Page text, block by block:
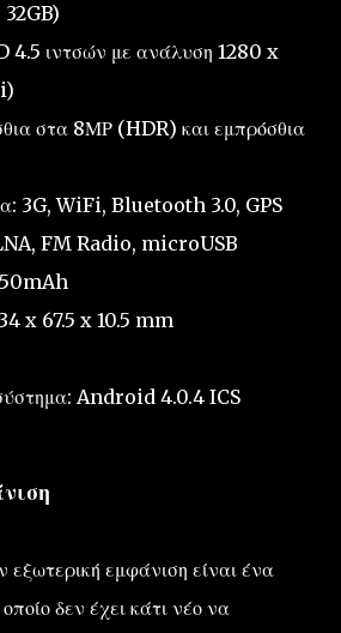
4.5 ιντσών με ανάλυση 1280 x
στα 8ΜΡ (HDR) και εμπρόσθια
3G, WiFi, Bluetooth 3.0, GPS
FM Radio, microUSB
x 67.5 x 10.5 mm
Android 4.0.4 ICS
εξωτερική εμφάνιση είναι ένα
δεν έχει κάτι νέο να